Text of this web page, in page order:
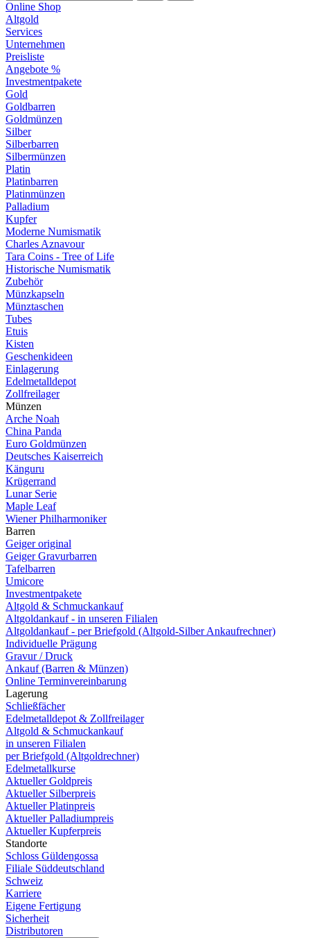
Online Shop
Altgold
Services
Unternehmen
Preisliste
Angebote %
Investmentpakete
Gold
Goldbarren
Goldmünzen
Silber
Silberbarren
Silbermünzen
Platin
Platinbarren
Platinmünzen
Palladium
Kupfer
Moderne Numismatik
Charles Aznavour
Tara Coins - Tree of Life
Historische Numismatik
Zubehör
Münzkapseln
Münztaschen
Tubes
Etuis
Kisten
Geschenkideen
Einlagerung
Edelmetalldepot
Zollfreilager
Münzen
Arche Noah
China Panda
Euro Goldmünzen
Deutsches Kaiserreich
Känguru
Krügerrand
Lunar Serie
Maple Leaf
Wiener Philharmoniker
Barren
Geiger original
Geiger Gravurbarren
Tafelbarren
Umicore
Investmentpakete
Altgold & Schmuckankauf
Altgoldankauf - in unseren Filialen
Altgoldankauf - per Briefgold (Altgold-Silber Ankaufrechner)
Individuelle Prägung
Gravur / Druck
Ankauf (Barren & Münzen)
Online Terminvereinbarung
Lagerung
Schließfächer
Edelmetalldepot & Zollfreilager
Altgold & Schmuckankauf
in unseren Filialen
per Briefgold (Altgoldrechner)
Edelmetallkurse
Aktueller Goldpreis
Aktueller Silberpreis
Aktueller Platinpreis
Aktueller Palladiumpreis
Aktueller Kupferpreis
Standorte
Schloss Güldengossa
Filiale Süddeutschland
Schweiz
Karriere
Eigene Fertigung
Sicherheit
Distributoren